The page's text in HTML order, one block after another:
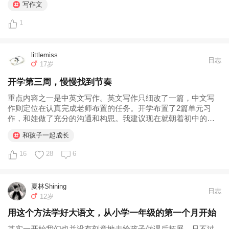
写作文
1
littlemiss
17岁
日志
开学第三周，慢慢找到节奏
重点内容之一是中英文写作。英文写作只细改了一篇，中文写
作则定位在认真完成老师布置的任务。开学布置了2篇单元习
作，和娃做了充分的沟通和构思。我建议现在就朝着初中的要
篇“变形记”用了抗疫的故事，第二篇续写用了乡村教育做故事背
景。最近几天开始尝试积累新闻...
和孩子一起成长
16 28 6
夏林Shining
12岁
日志
用这个方法学好大语文，从小学一年级的第一个月开始